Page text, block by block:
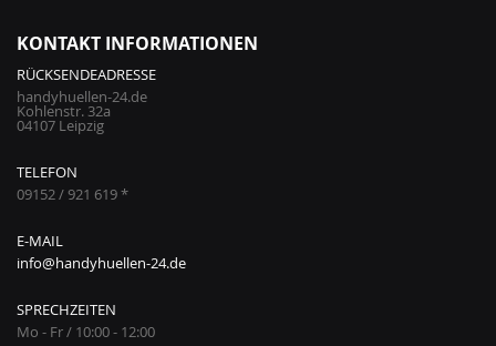
KONTAKT INFORMATIONEN
RÜCKSENDEADRESSE
handyhuellen-24.de
Kohlenstr. 32a
04107 Leipzig
TELEFON
09152 / 921 619 *
E-MAIL
info@handyhuellen-24.de
SPRECHZEITEN
Mo - Fr / 10:00 - 12:00